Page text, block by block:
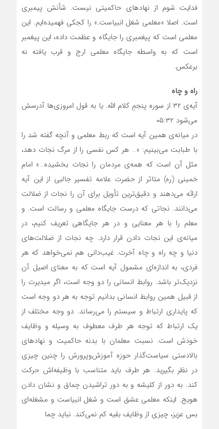
فدایت شوم از نهادهای حاکمیتی نیست. شأنش پیمبری
است. اصلا «معلمی شغل انبیاست.» را کجکی فهمیده‌ایم. این
معلمی است که پیغمبری را جایگاه و عظمت داده، این پیغمبر
است که به واسطه جایگاه معلمی ارج و قرب یافته نه
برعکس.
راه و چاه
آیه‌ی ۳۲ از سوره پنجمِ کلام الله. یا به قول امروزی‌ها آدرسش
می‌شود ۰۵:۳۲
در میانه‌ی همین آیه است که ربط معلمی و آنچه گفته شد را
با طبابت می‌بینیم: «… هر کس نفسی را از مرگ نجات دهد،
مثل آن است که همه‌ی مردمان را نجات بخشیده…» امام
خمینی (ره) متاثر از حضرت علامه تفسیر جالبی از این آیه
ارائه می‌دهند و دقیق‌ترین تأویل برای آن را نجات از ضلالت
می‌دانند. نجاتی که درست جایگاه معلمی و رسالت است. و
معلم را با هر معنایی و در هر جایگاهی تعریف کنیم، در
میانه‌ی این نجات دادن قرار دارد. چه نجات از ضلالت‌های
دنیا و چه راه و چاه آخرت. غیب‌دانی هم نمی‌خواهد که هر
فردی، به اندازه‌ای مشمول آیه است که به معنای اصیل آن
نزدیک‌تر باشد. روابط انسانی را دو وجه است، اگر میدیرت را
از قبیل همین روابط انسانی بدانیم توجه به هر دو وجه است
که پایداری ارتباط و سیستم را می‌رساند. دو وجه مختلف از
یک ارتباط که توجه هر طرف معطوف به وسیله و وظایف
خودش است. نسبت معلمان با بدنه حاکمیت و نهادهای
بالادستی سیاست‌گذار حوزه آموزش‌و‌پرورش را چنین چیزی
در نظر بگیرید. هر طرف باید متناسب با وظیفه‌اش حرکت
کند. به دور از کلیشه و به دور تراشیدن چماق و نشان دادن
هویج. اینکه معلمی عشق است و شغل انبیاست و مشغله‌ای
بس عزیز، چیزی از وظایف بقیه کم نمی‌کند. نباید چما